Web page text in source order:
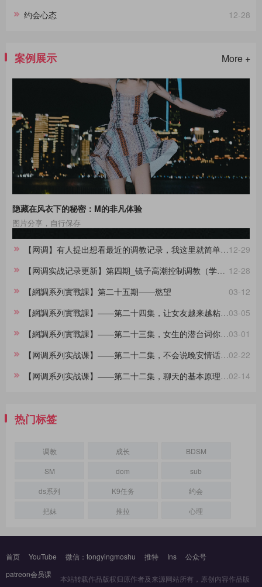
12-28
约会心态
案例展示 More +
隐藏在风衣下的秘密：M的非凡体验
图片分享，自行保存
12-29
【网调】有人提出想看最近的调教记录，我这里就简单做一份合集。
12-28
【网调实战记录更新】第四期_镜子高潮控制调教（学员案例）
03-12
【網調系列實戰課】第二十五期——慾望
03-05
【網調系列實戰課】——第二十四集，让女友越来越粘着你的小技巧
03-01
【網調系列實戰課】——第二十三集，女生的潜台词你都懂吗？
02-22
【网调系列实战课】——第二十二集，不会说晚安情话的大直男看过来，建议收藏
02-14
【网调系列实战课】——第二十二集，聊天的基本原理，90%的人不知道
热门标签
调教 成长
BDSM
SM
dom
sub
ds系列
K9任务
约会
把妹
推拉 心理
首页 YouTube 微信：tongyingmoshu 推特 Ins
公众号
patreon会员课
本站转载作品版权归原作者及来源网站所有，原创内容作品版